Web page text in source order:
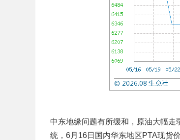
中东地缘问题有所缓和，原油大幅
统，6月16日国内华东地区PTA现货